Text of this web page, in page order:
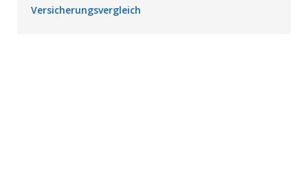
Versicherungsvergleich